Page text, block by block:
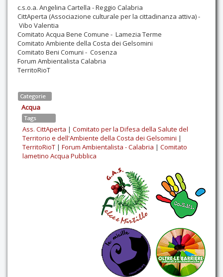
c.s.o.a. Angelina Cartella - Reggio Calabria
CittAperta (Associazione culturale per la cittadinanza attiva) -
Vibo Valentia
Comitato Acqua Bene Comune - Lamezia Terme
Comitato Ambiente della Costa dei Gelsomini
Comitato Beni Comuni - Cosenza
Forum Ambientalista Calabria
TerritoRioT
Categorie
Acqua
Tags
Ass. CittAperta | Comitato per la Difesa della Salute del
Territorio e dell'Ambiente della Costa dei Gelsomini |
TerritoRioT | Forum Ambientalista - Calabria | Comitato
lametino Acqua Pubblica